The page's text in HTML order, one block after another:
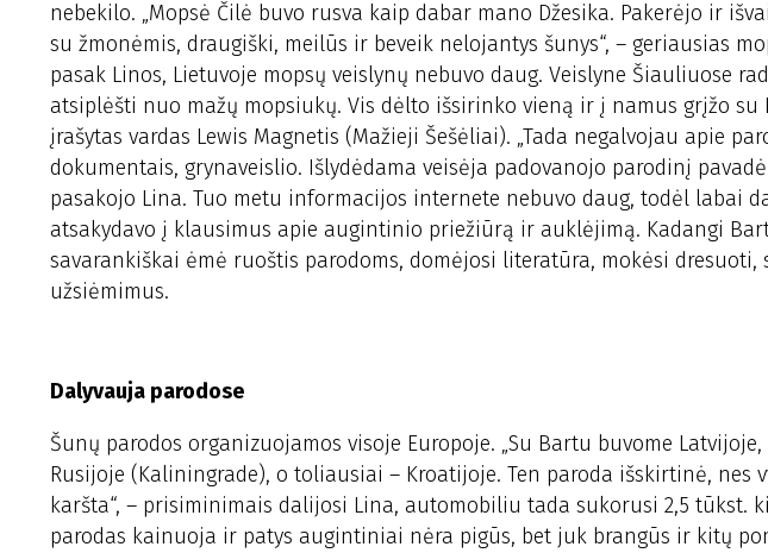
nebekilo. „Mopsė Čilė buvo rusva kaip dabar mano Džesika. Pakerėjo ir
su žmonėmis, draugiški, meilūs ir beveik nelojantys šunys“, – geriausias
pasak Linos, Lietuvoje mopsų veislynų nebuvo daug. Veislyne Šiauliuose
atsiplėšti nuo mažų mopsiukų. Vis dėlto išsirinko vieną ir į namus grįžo
įrašytas vardas Lewis Magnetis (Mažieji Šešėliai). „Tada negalvojau apie
dokumentais, grynaveislio. Išlydėdama veisėja padovanojo parodinį
pasakojo Lina. Tuo metu informacijos internete nebuvo daug, todėl labai
atsakydavo į klausimus apie augintinio priežiūrą ir auklėjimą. Kadangi
savarankiškai ėmė ruoštis parodoms, domėjosi literatūra, mokėsi
užsiėmimus.
Dalyvauja parodose
Šunų parodos organizuojamos visoje Europoje. „Su Bartu buvome
Rusijoje (Kaliningrade), o toliausiai – Kroatijoje. Ten paroda išskirtinė, nes
karšta“, – prisiminimais dalijosi Lina, automobiliu tada sukorusi 2,5 tūkst.
parodas kainuoja ir patys augintiniai nėra pigūs, bet juk brangūs ir kitų